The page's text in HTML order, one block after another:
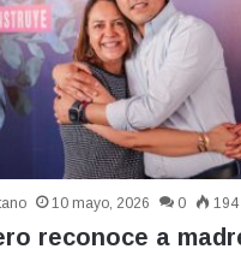
10 mayo, 2026 0 194
reconoce a